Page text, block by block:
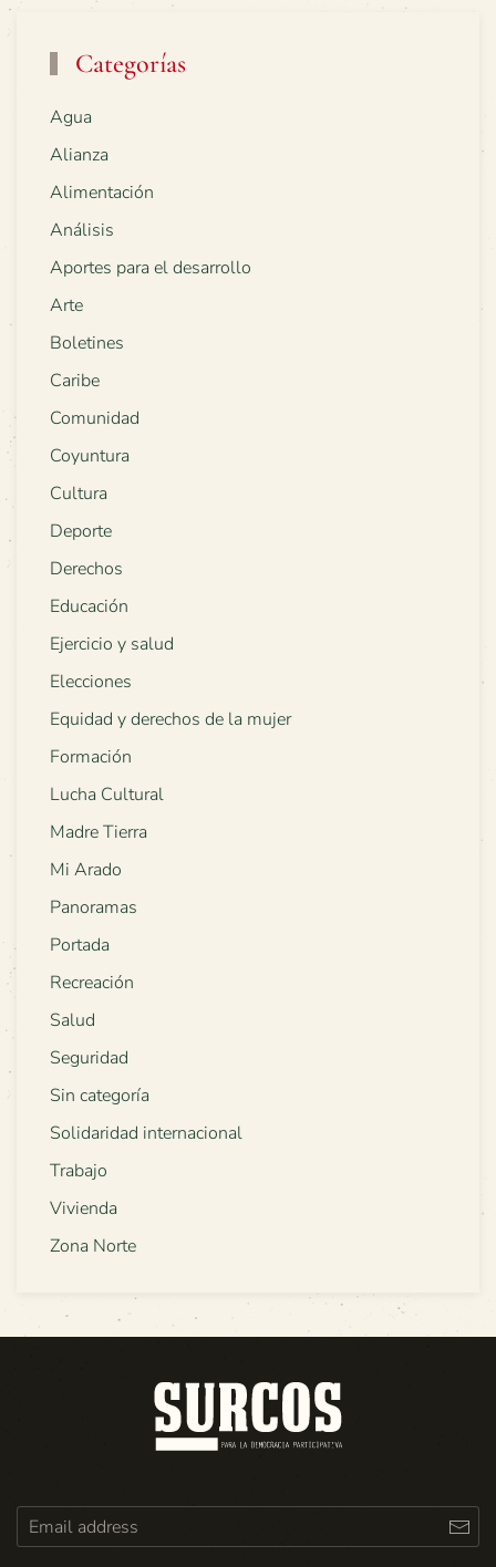
Categorías
Agua
Alianza
Alimentación
Análisis
Aportes para el desarrollo
Arte
Boletines
Caribe
Comunidad
Coyuntura
Cultura
Deporte
Derechos
Educación
Ejercicio y salud
Elecciones
Equidad y derechos de la mujer
Formación
Lucha Cultural
Madre Tierra
Mi Arado
Panoramas
Portada
Recreación
Salud
Seguridad
Sin categoría
Solidaridad internacional
Trabajo
Vivienda
Zona Norte